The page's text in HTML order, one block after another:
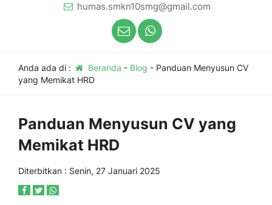
humas.smkn10smg@gmail.com
Anda ada di : Beranda - Blog - Panduan Menyusun CV
yang Memikat HRD
Panduan Menyusun CV yang
Memikat HRD
Diterbitkan : Senin, 27 Januari 2025